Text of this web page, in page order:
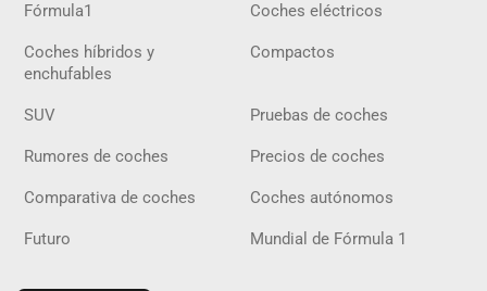
Fórmula1 Coches eléctricos
Coches híbridos y
enchufables
Compactos
SUV Pruebas de coches
Rumores de coches Precios de coches
Comparativa de coches Coches autónomos
Futuro Mundial de Fórmula 1